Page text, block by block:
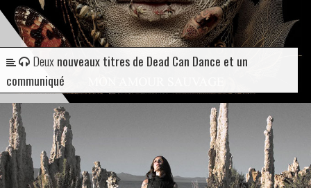
Deuxnouveaux titres de Dead Can Dance et un
communiqué